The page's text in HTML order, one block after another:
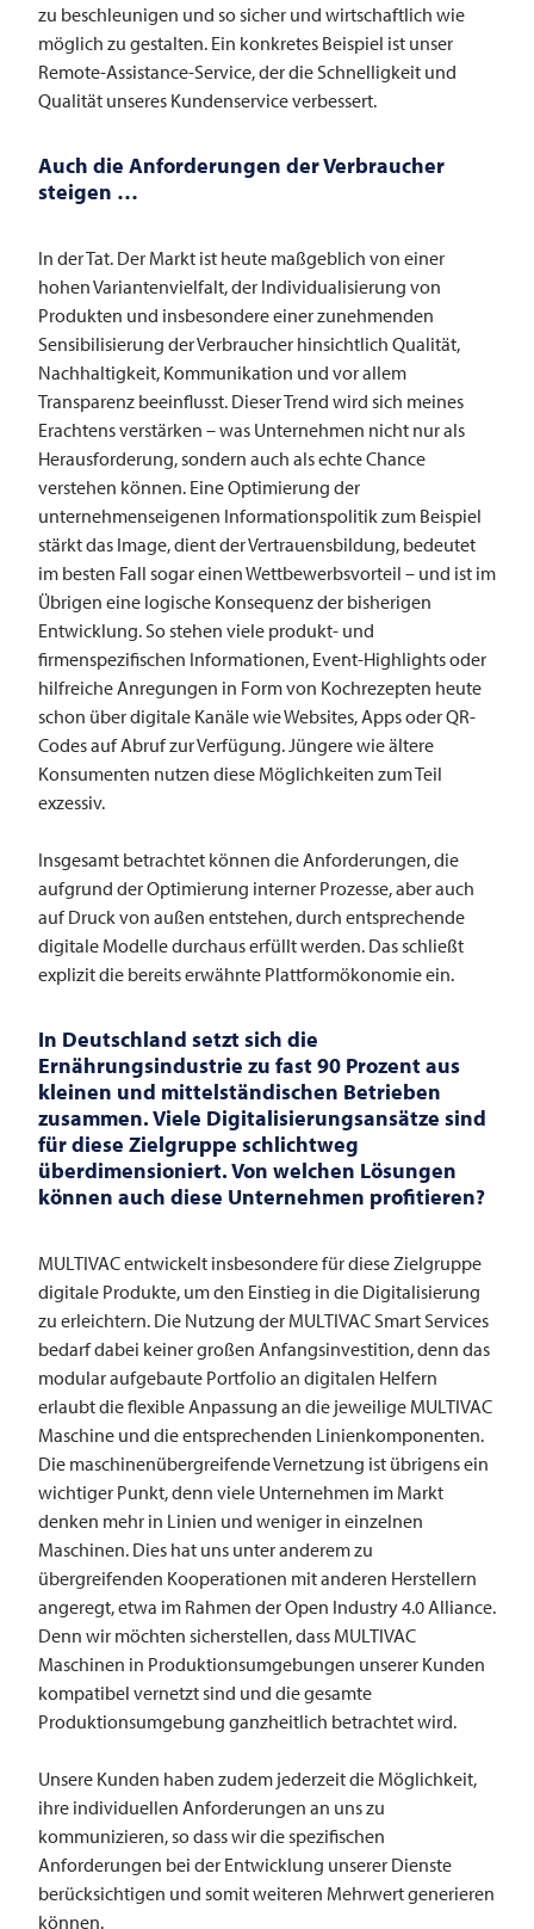
zu beschleunigen und so sicher und wirtschaftlich wie
möglich zu gestalten. Ein konkretes Beispiel ist unser
Remote-Assistance-Service, der die Schnelligkeit und
Qualität unseres Kundenservice verbessert.
Auch die Anforderungen der Verbraucher
steigen …
In der Tat. Der Markt ist heute maßgeblich von einer
hohen Variantenvielfalt, der Individualisierung von
Produkten und insbesondere einer zunehmenden
Sensibilisierung der Verbraucher hinsichtlich Qualität,
Nachhaltigkeit, Kommunikation und vor allem
Transparenz beeinflusst. Dieser Trend wird sich meines
Erachtens verstärken – was Unternehmen nicht nur als
Herausforderung, sondern auch als echte Chance
verstehen können. Eine Optimierung der
unternehmenseigenen Informationspolitik zum Beispiel
stärkt das Image, dient der Vertrauensbildung, bedeutet
im besten Fall sogar einen Wettbewerbsvorteil – und ist im
Übrigen eine logische Konsequenz der bisherigen
Entwicklung. So stehen viele produkt- und
firmenspezifischen Informationen, Event-Highlights oder
hilfreiche Anregungen in Form von Kochrezepten heute
schon über digitale Kanäle wie Websites, Apps oder QR-
Codes auf Abruf zur Verfügung. Jüngere wie ältere
Konsumenten nutzen diese Möglichkeiten zum Teil
exzessiv.
Insgesamt betrachtet können die Anforderungen, die
aufgrund der Optimierung interner Prozesse, aber auch
auf Druck von außen entstehen, durch entsprechende
digitale Modelle durchaus erfüllt werden. Das schließt
explizit die bereits erwähnte Plattformökonomie ein.
In Deutschland setzt sich die
Ernährungsindustrie zu fast 90 Prozent aus
kleinen und mittelständischen Betrieben
zusammen. Viele Digitalisierungsansätze sind
für diese Zielgruppe schlichtweg
überdimensioniert. Von welchen Lösungen
können auch diese Unternehmen profitieren?
MULTIVACentwickelt insbesondere für diese Zielgruppe
digitale Produkte, um den Einstieg in die Digitalisierung
zu erleichtern. Die Nutzung der MULTIVAC Smart Services
bedarf dabei keiner großen Anfangsinvestition, denn das
modular aufgebaute Portfolio an digitalen Helfern
erlaubt die flexible Anpassung an die jeweilige MULTIVAC
Maschine und die entsprechenden Linienkomponenten.
Die maschinenübergreifende Vernetzung ist übrigens ein
wichtiger Punkt, denn viele Unternehmen im Markt
denken mehr in Linien und weniger in einzelnen
Maschinen. Dies hat uns unter anderem zu
übergreifenden Kooperationen mit anderen Herstellern
angeregt, etwa im Rahmen der Open Industry 4.0 Alliance.
Denn wir möchten sicherstellen, dass MULTIVAC
Maschinen in Produktionsumgebungen unserer Kunden
kompatibel vernetzt sind und die gesamte
Produktionsumgebung ganzheitlich betrachtet wird.
Unsere Kunden haben zudem jederzeit die Möglichkeit,
ihre individuellen Anforderungen an uns zu
kommunizieren, so dass wir die spezifischen
Anforderungen bei der Entwicklung unserer Dienste
berücksichtigen und somit weiteren Mehrwert generieren
können.